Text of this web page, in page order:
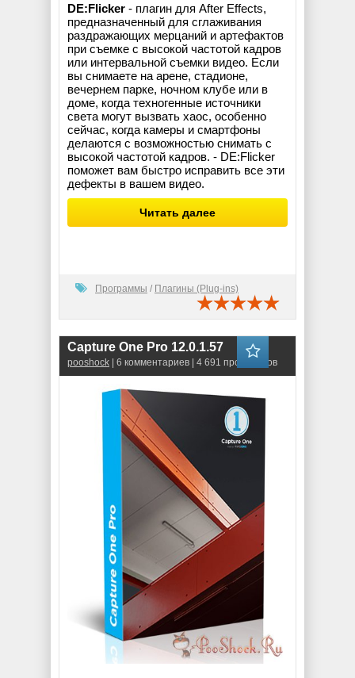
DE:Flicker - плагин для After Effects,
предназначенный для сглаживания
раздражающих мерцаний и артефактов
при съемке с высокой частотой кадров
или интервальной съемки видео. Если
вы снимаете на арене, стадионе,
вечернем парке, ночном клубе или в
доме, когда техногенные источники
света могут вызвать хаос, особенно
сейчас, когда камеры и смартфоны
делаются с возможностью снимать с
высокой частотой кадров. - DE:Flicker
поможет вам быстро исправить все эти
дефекты в вашем видео.
Читать далее
Программы / Плагины (Plug-ins)
Capture One Pro 12.0.1.57
pooshock | 6 комментариев | 4 691 просмотров